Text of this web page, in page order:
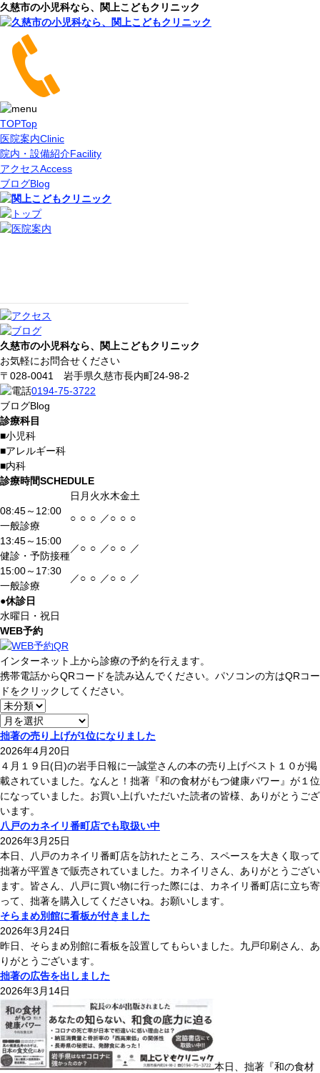
久慈市の小児科なら、関上こどもクリニック
TOPTop
医院案内Clinic
院内・設備紹介Facility
アクセスAccess
ブログBlog
久慈市の小児科なら、関上こどもクリニック
お気軽にお問合せください
〒028-0041 岩手県久慈市長内町24-98-2
0194-75-3722
ブログBlog
診療科目
■小児科
■アレルギー科
■内科
診療時間SCHEDULE
日 月 火水木金土
08:45～12:00
一般診療
○ ○ ○ ／○ ○ ○
13:45～15:00
健診・予防接種
／○ ○ ／○ ○ ／
15:00～17:30
一般診療
／○ ○ ／○ ○ ／
●休診日
水曜日・祝日
WEB予約
インターネット上から診療の予約を行えます。
携帯電話からQRコードを読み込んでください。パソコンの方はQRコー
ドをクリックしてください。
拙著の売り上げが1位になりました
2026年4月20日
４月１９日(日)の岩手日報に一誠堂さんの本の売り上げベスト１０が掲
載されていました。なんと！拙著『和の食材がもつ健康パワー』が１位
になっていました。お買い上げいただいた読者の皆様、ありがとうござ
います。
八戸のカネイリ番町店でも取扱い中
2026年3月25日
本日、八戸のカネイリ番町店を訪れたところ、スペースを大きく取って
拙著が平置きで販売されていました。カネイリさん、ありがとうござい
ます。皆さん、八戸に買い物に行った際には、カネイリ番町店に立ち寄
って、拙著を購入してくださいね。お願いします。
そらまめ別館に看板が付きました
2026年3月24日
昨日、そらまめ別館に看板を設置してもらいました。九戸印刷さん、あ
りがとうございます。
拙著の広告を出しました
2026年3月14日
本日、拙著『和の食材